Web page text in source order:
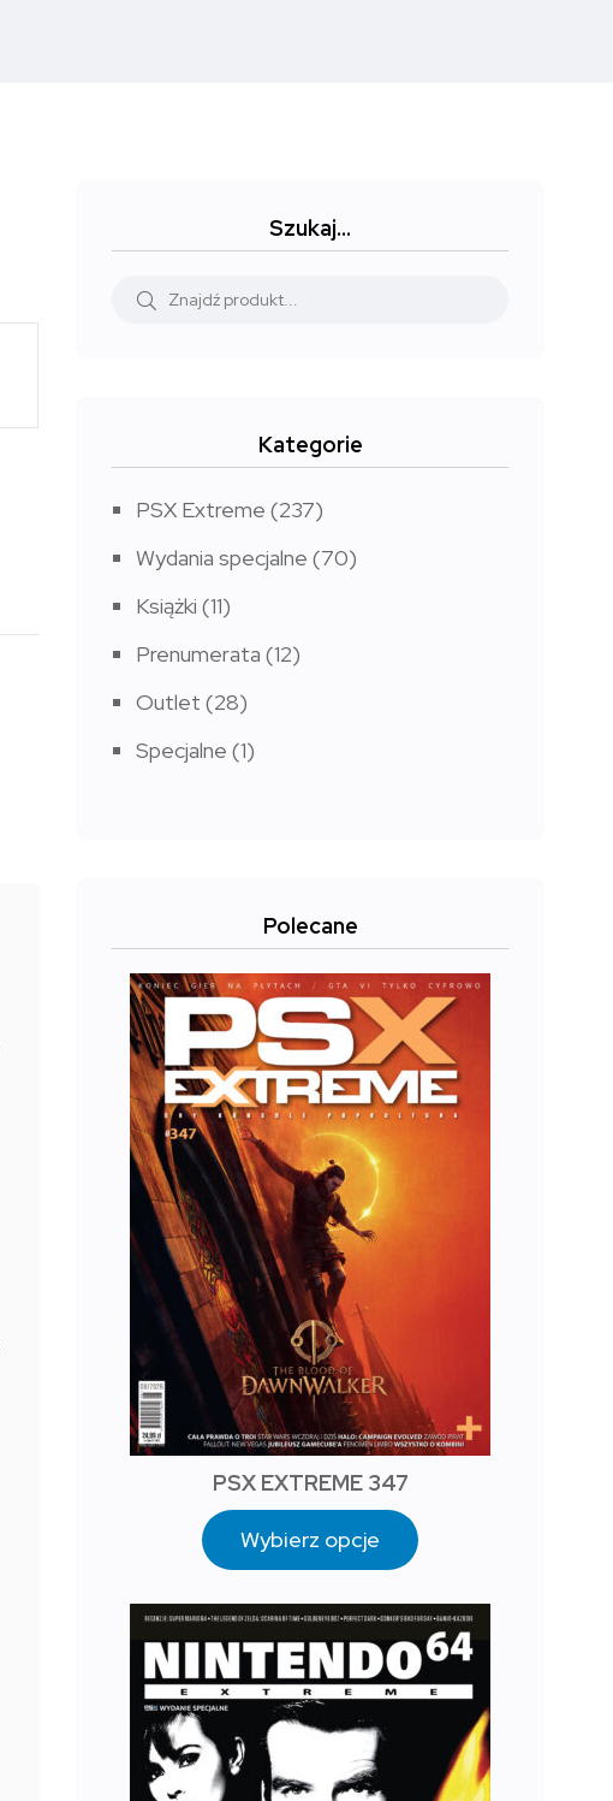
Szukaj…
Kategorie
PSX Extreme (237)
Wydania specjalne (70)
Książki (11)
Prenumerata (12)
Outlet (28)
Specjalne (1)
Polecane
PSX EXTREME 347
Wybierz opcje